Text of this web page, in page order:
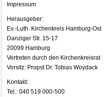
Impressum
Herausgeber:
Ev.-Luth. Kirchenkreis Hamburg-Ost
Danziger Str. 15-17
20099 Hamburg
Vertreten durch den Kirchenkreisrat
Vorsitz: Propst Dr. Tobias Woydack
Kontakt:
Tel.: 040 519 000-500